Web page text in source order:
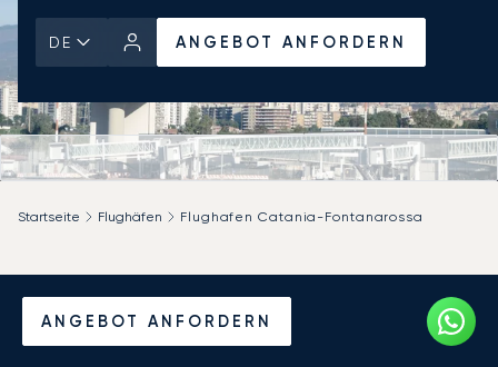
DE ANGEBOT ANFORDERN
ANGEBOT ANFORDERN
Startseite Flughäfen Flughafen Catania-Fontanarossa
Privatjet chartern zum
Flughafen Catania-